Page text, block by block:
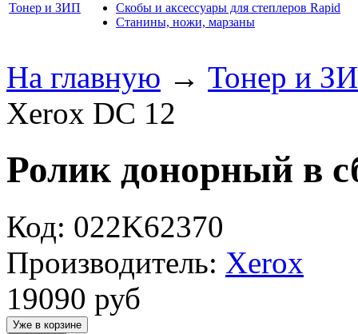
Тонер и ЗИП
Скобы и аксессуары для степлеров Rapid
Станины, ножи, марзаны
На главную → Тонер и
Xerox DC 12
Ролик донорный в
Код: 022K62370
Производитель: Xerox
19090 руб
Уже в корзине